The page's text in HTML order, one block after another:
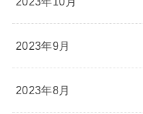
2023年9月
2023年8月